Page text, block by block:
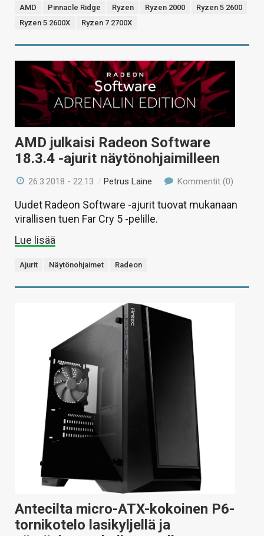
AMD Pinnacle Ridge Ryzen Ryzen 2000
Ryzen 5 2600
Ryzen 5 2600X
Ryzen 7 2700X
AMD julkaisi Radeon Software
18.3.4 -ajurit näytönohjaimilleen
26.3.2018 - 22:13 /Petrus Laine Kommentit (0)
Uudet Radeon Software -ajurit tuovat mukanaan
virallisen tuen Far Cry 5 -pelille.
Lue lisää
Ajurit Näytönohjaimet Radeon
Antecilta micro-ATX-kokoinen P6-
tornikotelo lasikyljellä ja